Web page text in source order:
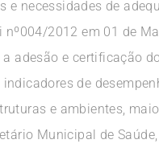
e necessidades de
nº004/2012 em 01 de
adesão e certificação
de
e ambientes,
Municipal de